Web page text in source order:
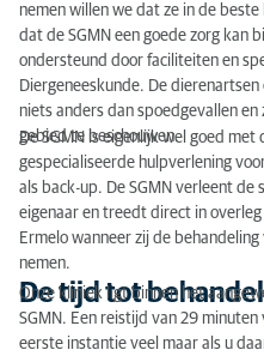
nemen willen we dat ze in de
dat de SGMN een goede zorg kan
ondersteund door faciliteiten en
Diergeneeskunde. De
niets anders dan spoedgevallen
gebied te beschouwen.
De SGMN is eigenlijk wel goed
gespecialiseerde hulpverlening
als back-up. De SGMN verleent de
eigenaar en treedt direct in
Ermelo wanneer zij de
nemen.
De tijd tot
Onze kliniek ligt binnen het
SGMN. Een reistijd van 29
eerste instantie veel maar als u